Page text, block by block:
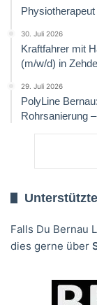
30. Juli 2026
Kraftfahrer mit
(m/w/d) in
29. Juli 2026
PolyLine
Rohrsanierung
Falls Du Bernau
dies gerne über